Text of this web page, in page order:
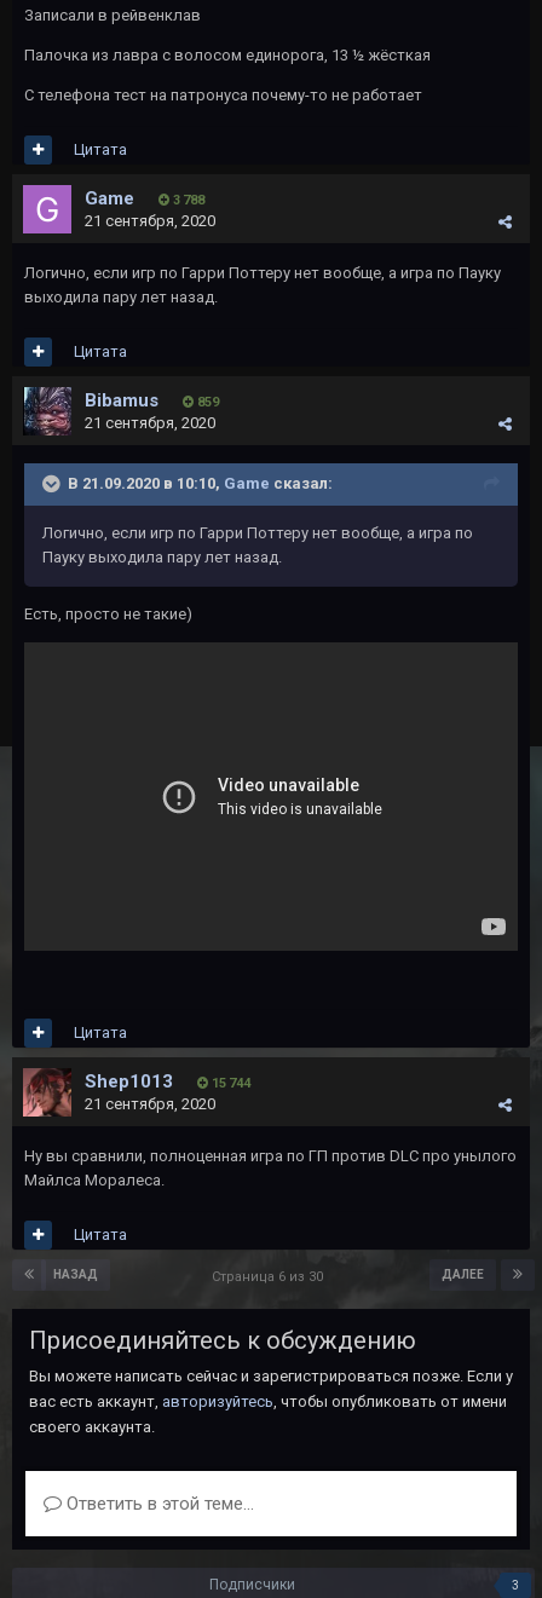
Записали в рейвенклав
Палочка из лавра с волосом единорога, 13 ½ жёсткая
С телефона тест на патронуса почему-то не работает
Цитата
Game 3 788
21 сентября, 2020
Логично, если игр по Гарри Поттеру нет вообще, а игра по Пауку
выходила пару лет назад.
Цитата
Bibamus 859
21 сентября, 2020
В 21.09.2020 в 10:10, Game сказал:
Логично, если игр по Гарри Поттеру нет вообще, а игра по
Пауку выходила пару лет назад.
Есть, просто не такие)
Цитата
Shep1013 15 744
21 сентября, 2020
Ну вы сравнили, полноценная игра по ГП против DLC про унылого
Майлса Моралеса.
Цитата
НАЗАД ДАЛЕЕ
Страница 6 из 30
Присоединяйтесь к обсуждению
Вы можете написать сейчас и зарегистрироваться позже. Если у
вас есть аккаунт, авторизуйтесь, чтобы опубликовать от имени
своего аккаунта.
Ответить в этой теме...
Подписчики 3